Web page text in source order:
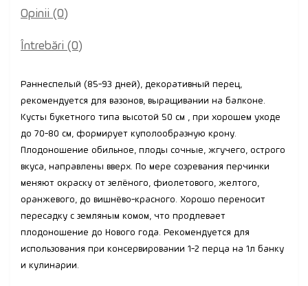
Opinii (0)
Întrebări (0)
Раннеспелый (85-93 дней), декоративный перец,
рекомендуется для вазонов, выращивании на балконе.
Кусты букетного типа высотой 50 см , при хорошем уходе
до 70-80 см, формирует куполообразную крону.
Плодоношение обильное, плоды сочные, жгучего, острого
вкуса, направлены вверх. По мере созревания перчинки
меняют окраску от зелёного, фиолетового, желтого,
оранжевого, до вишнёво-красного. Хорошо переносит
пересадку с земляным комом, что продлевает
плодоношение до Нового года. Рекомендуется для
использования при консервировании 1-2 перца на 1л банку
и кулинарии.